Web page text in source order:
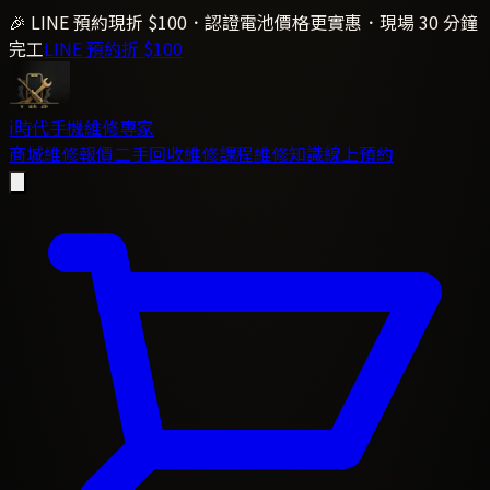
🎉 LINE 預約現折 $100．認證電池價格更實惠．現場 30 分鐘
完工LINE 預約折 $100
i時代手機維修專家
商城維修報價二手回收維修課程維修知識線上預約